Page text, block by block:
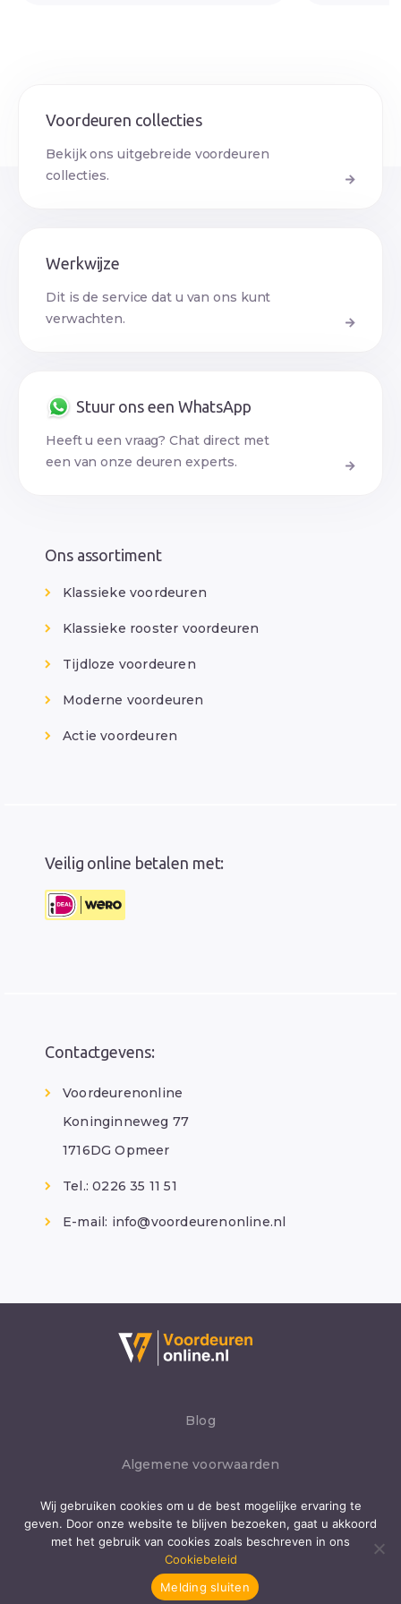
Voordeuren collecties
Bekijk ons uitgebreide voordeuren
collecties.
Werkwijze
Dit is de service dat u van ons kunt
verwachten.
Stuur ons een WhatsApp
Heeft u een vraag? Chat direct met
een van onze deuren experts.
Ons assortiment
Klassieke voordeuren
Klassieke rooster voordeuren
Tijdloze voordeuren
Moderne voordeuren
Actie voordeuren
Veilig online betalen met:
Contactgevens:
Voordeurenonline
Koninginneweg 77
1716DG Opmeer
Tel.: 0226 35 11 51
E-mail: info@voordeurenonline.nl
Blog
Algemene voorwaarden
Privacybeleid
Cookies
Wij gebruiken cookies om u de best mogelijke ervaring te
geven. Door onze website te blijven bezoeken, gaat u akkoord
met het gebruik van cookies zoals beschreven in ons
Cookiebeleid
Melding sluiten